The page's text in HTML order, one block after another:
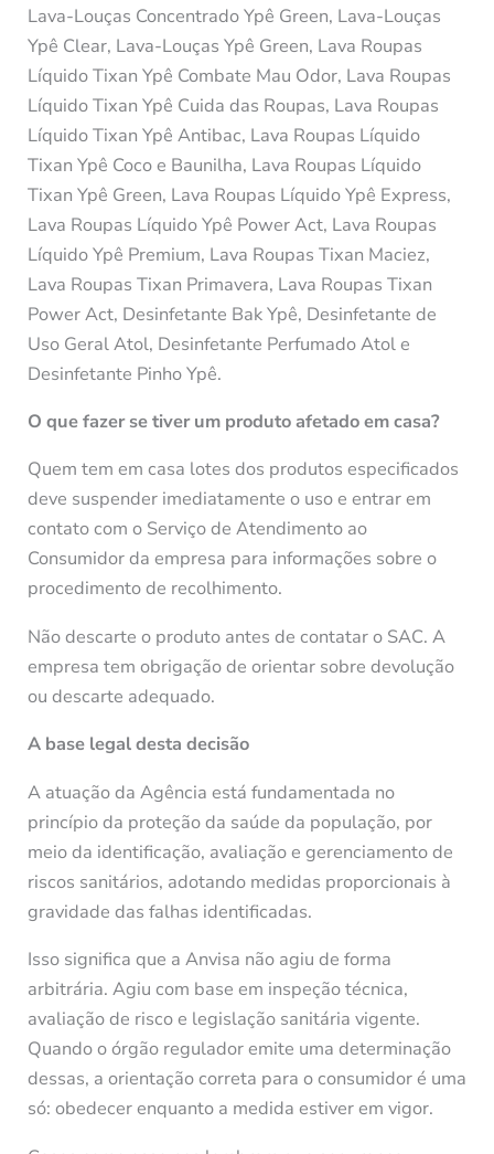
Lava-Louças Concentrado Ypê Green, Lava-Louças
Ypê Clear, Lava-Louças Ypê Green, Lava Roupas
Líquido Tixan Ypê Combate Mau Odor, Lava Roupas
Líquido Tixan Ypê Cuida das Roupas, Lava Roupas
Líquido Tixan Ypê Antibac, Lava Roupas Líquido
Tixan Ypê Coco e Baunilha, Lava Roupas Líquido
Tixan Ypê Green, Lava Roupas Líquido Ypê Express,
Lava Roupas Líquido Ypê Power Act, Lava Roupas
Líquido Ypê Premium, Lava Roupas Tixan Maciez,
Lava Roupas Tixan Primavera, Lava Roupas Tixan
Power Act, Desinfetante Bak Ypê, Desinfetante de
Uso Geral Atol, Desinfetante Perfumado Atol e
Desinfetante Pinho Ypê.
O que fazer se tiver um produto afetado em casa?
Quem tem em casa lotes dos produtos especificados
deve suspender imediatamente o uso e entrar em
contato com o Serviço de Atendimento ao
Consumidor da empresa para informações sobre o
procedimento de recolhimento.
Não descarte o produto antes de contatar o SAC. A
empresa tem obrigação de orientar sobre devolução
ou descarte adequado.
A base legal desta decisão
A atuação da Agência está fundamentada no
princípio da proteção da saúde da população, por
meio da identificação, avaliação e gerenciamento de
riscos sanitários, adotando medidas proporcionais à
gravidade das falhas identificadas.
Isso significa que a Anvisa não agiu de forma
arbitrária. Agiu com base em inspeção técnica,
avaliação de risco e legislação sanitária vigente.
Quando o órgão regulador emite uma determinação
dessas, a orientação correta para o consumidor é uma
só: obedecer enquanto a medida estiver em vigor.